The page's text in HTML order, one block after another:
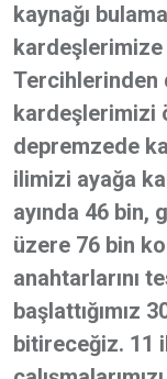
kaynağı
kardeşlerimize
Tercihlerinden
kardeşlerimizi
depremzede
ilimizi ayağa
ayında 46 bin,
üzere 76 bin
anahtarlarını
başlattığımız
bitireceğiz. 11